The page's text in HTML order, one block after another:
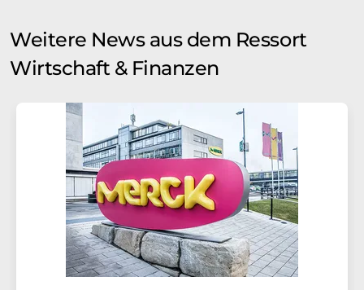
Weitere News aus dem Ressort
Wirtschaft & Finanzen